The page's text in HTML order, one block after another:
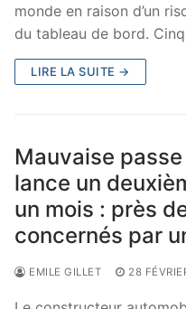
monde en raison d’un
du tableau de bord.
LIRE LA SUITE →
Mauvaise
lance un
un mois : près
concernés par
EMILE GILLET 28